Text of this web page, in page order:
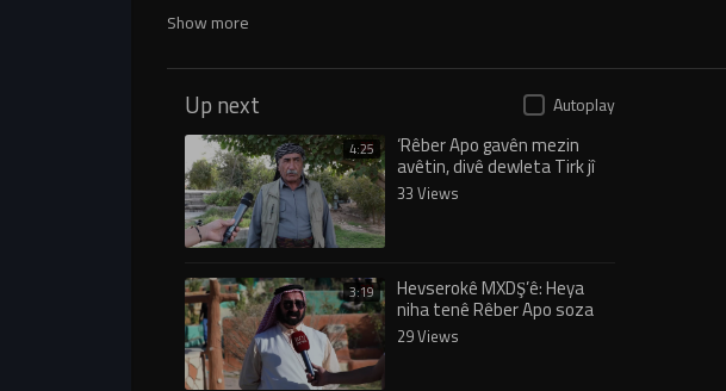
Show more
Up next Autoplay
4:25 ‘Rêber Apo gavên mezin
avêtin, divê dewleta Tirk jî
erka xwe bicihbîne’
33 Views
3:19 Hevserokê MXDŞ’ê: Heya
niha tenê Rêber Apo soza
tolhildana fermanê daye
29 Views